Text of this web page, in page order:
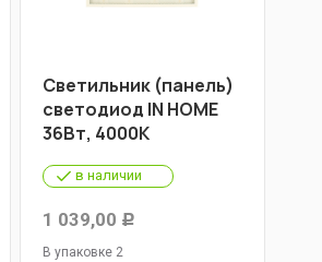
Светильник (панель)
светодиод IN HOME
36Вт, 4000К
в наличии
1 039,00 Р
В упаковке 2